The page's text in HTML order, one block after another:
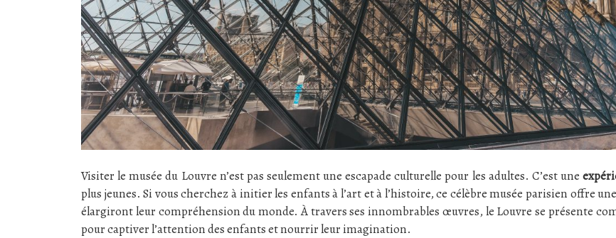
Visiter le musée du Louvre n’est pas seulement une escapade culturelle pour les adultes. C’est une
plus jeunes. Si vous cherchez à initier les enfants à l’art et à l’histoire, ce célèbre musée parisien offre
élargiront leur compréhension du monde. À travers ses innombrables œuvres, le Louvre se présente
pour captiver l’attention des enfants et nourrir leur imagination.